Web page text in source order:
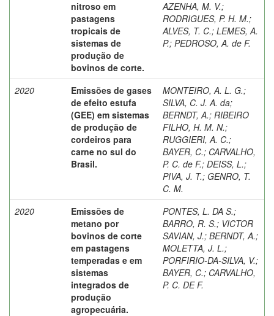
nitroso em
pastagens
tropicais de
sistemas de
produção de
bovinos de corte.
AZENHA, M. V.;
RODRIGUES, P. H. M.;
ALVES, T. C.; LEMES, A.
P.; PEDROSO, A. de F.
2020
Emissões de gases
de efeito estufa
(GEE) em sistemas
de produção de
cordeiros para
carne no sul do
Brasil.
MONTEIRO, A. L. G.;
SILVA, C. J. A. da;
BERNDT, A.; RIBEIRO
FILHO, H. M. N.;
RUGGIERI, A. C.;
BAYER, C.; CARVALHO,
P. C. de F.; DEISS, L.;
PIVA, J. T.; GENRO, T.
C. M.
2020
Emissões de
metano por
bovinos de corte
em pastagens
temperadas e em
sistemas
integrados de
produção
agropecuária.
PONTES, L. DA S.;
BARRO, R. S.; VICTOR
SAVIAN, J.; BERNDT, A.;
MOLETTA, J. L.;
PORFIRIO-DA-SILVA, V.;
BAYER, C.; CARVALHO,
P. C. DE F.